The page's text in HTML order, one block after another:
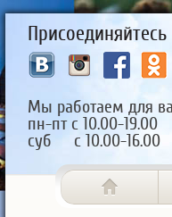
Мы работаем для
пн-пт с 10.00-19.00
суб с 10.00-16.00